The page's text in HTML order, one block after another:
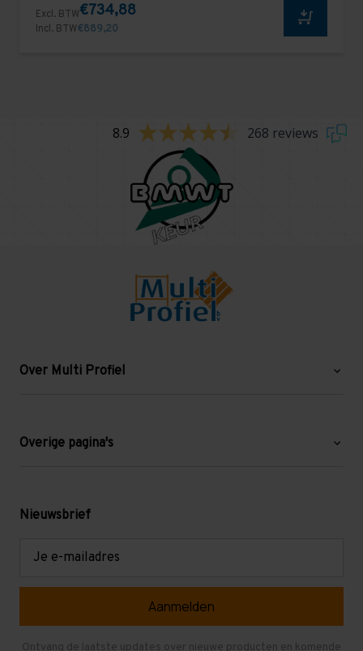
Excl. BTW€734,88
Incl. BTW€889,20
8.9 268 reviews
Over Multi Profiel
Blog
Levering en afhalen
Overige pagina's
Mezzanine
Gebruikte entresolvloeren
Nieuwsbrief
Ontvang de laatste updates over nieuwe producten en komende